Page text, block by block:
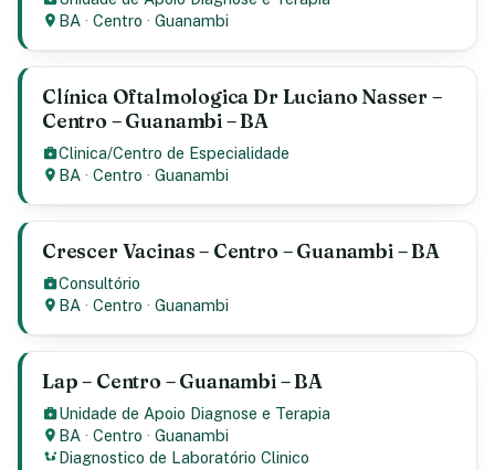
BA ·Centro ·Guanambi
Clínica Oftalmologica Dr Luciano Nasser –
Centro – Guanambi – BA
Clinica/Centro de Especialidade
BA ·Centro ·Guanambi
Crescer Vacinas – Centro – Guanambi – BA
Consultório
BA ·Centro ·Guanambi
Lap – Centro – Guanambi – BA
Unidade de Apoio Diagnose e Terapia
BA ·Centro ·Guanambi
Diagnostico de Laboratório Clinico